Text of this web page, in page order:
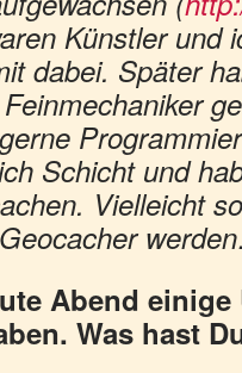
Künstler und
dabei. Später
Schicht und
Vielleicht
Abend
Was hast